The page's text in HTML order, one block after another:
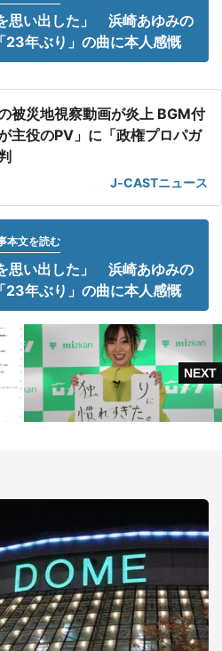
思い出した」 浜崎あゆみの
23年ぶり」の曲に本人感慨
被災地視察動画が炎上 BGM付
主役のPV」に「政権プロパガ
J-CASTニュース
本文を読む
思い出した」 浜崎あゆみの
23年ぶり」の曲に本人感慨